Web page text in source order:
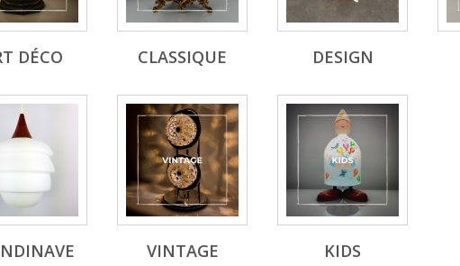
DÉCO CLASSIQUE DESIGN
VINTAGE KIDS